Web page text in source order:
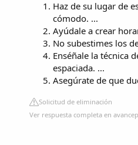
Haz de su lugar de
cómodo. ...
Ayúdale a crear
No subestimes los
Enséñale la técnica
espaciada. ...
Asegúrate de que
Solicitud de eliminación
Ver respuesta completa en